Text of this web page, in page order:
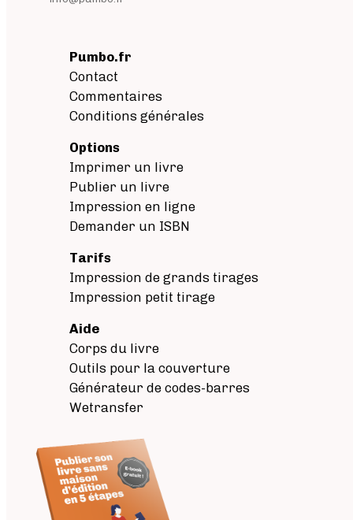
Pumbo.fr
Contact
Commentaires
Conditions générales
Options
Imprimer un livre
Publier un livre
Impression en ligne
Demander un ISBN
Tarifs
Impression de grands tirages
Impression petit tirage
Aide
Corps du livre
Outils pour la couverture
Générateur de codes-barres
Wetransfer